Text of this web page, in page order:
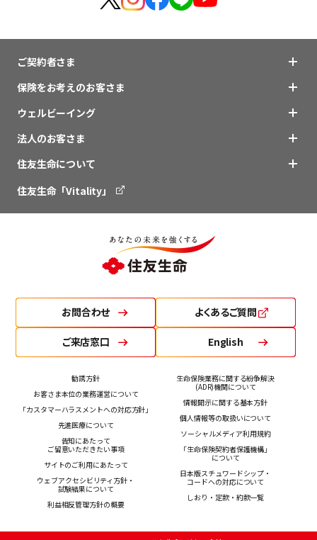
ご契約者さま
保険をお考えのお客さま
ウェルビーイング
法人のお客さま
住友生命について
住友生命「Vitality」
お問合わせ よくあるご質問
ご来店窓口 English
勧誘方針
お客さま本位の業務運営について
「カスタマーハラスメントへの対応方針」
先進医療について
告知にあたって
ご留意いただきたい事項
サイトのご利用にあたって
ウェブアクセシビリティ方針・
試験結果について
利益相反管理方針の概要
生命保険業務に関する紛争解決
(ADR)機関について
情報開示に関する基本方針
個人情報等の取扱いについて
ソーシャルメディア利用規約
「生命保険契約者保護機構」
について
日本版スチュワードシップ・
コードへの対応について
しおり・定款・約款一覧